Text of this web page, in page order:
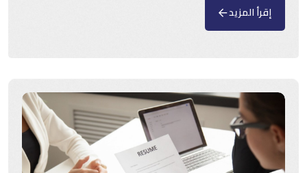
إقرأ المزيد